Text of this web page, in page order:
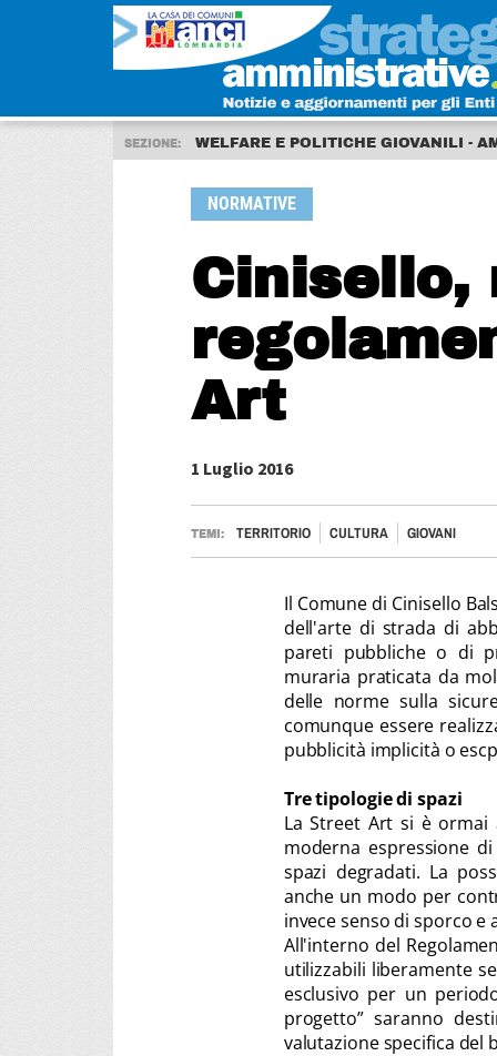
SEZIONE: WELFARE E POLITICHE GIOVANILI -
NORMATIVE
Cinisello,
Art
1 Luglio 2016
TEMI: TERRITORIO CULTURA GIOVANI
Il Comune di Cinisello
dell'arte di strada di
pareti pubbliche o di
muraria praticata da
delle norme sulla
comunque essere
pubblicità implicità o
Tre tipologie di spazi
La Street Art si è ormai
moderna espressione
spazi degradati. La
anche un modo per
invece senso di sporco e
All'interno del
utilizzabili liberamente
esclusivo per un
progetto” saranno
valutazione specifica